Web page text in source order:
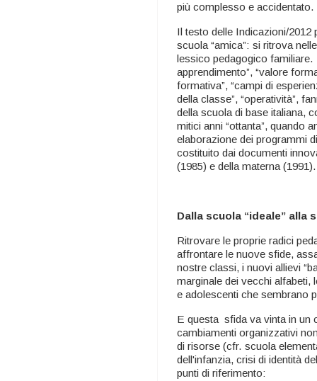
più complesso e accidentato.
Il testo delle Indicazioni/2012
scuola “amica”: si ritrova
lessico pedagogico familiare.
apprendimento”, “valore
formativa”, “campi di
della classe”, “operatività”,
della scuola di base italiana,
mitici anni “ottanta”, quando
elaborazione dei programmi
costituito dai documenti
(1985) e della materna (1991).
Dalla scuola “ideale” alla
Ritrovare le proprie radici
affrontare le nuove sfide,
nostre classi, i nuovi allievi
marginale dei vecchi alfabeti,
e adolescenti che sembrano
E questa sfida va vinta in un
cambiamenti organizzativi
di risorse (cfr. scuola
dell'infanzia, crisi di identità
punti di riferimento: